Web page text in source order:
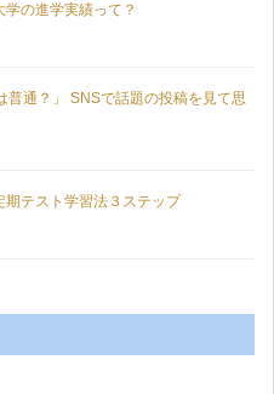
の進学実績って？
普通？」 SNSで話題の投稿を見て思
期テスト学習法３ステップ